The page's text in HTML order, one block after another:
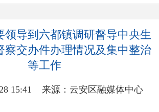
领导到六都镇调研督导中央生
察交办件办理情况及集中整治
等工作
15:41
来源：云安区融媒体中心